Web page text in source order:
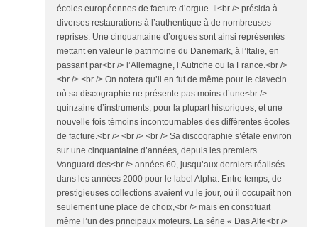
écoles européennes de facture d’orgue. Il<br /> présida à
diverses restaurations à l’authentique à de nombreuses
reprises. Une cinquantaine d’orgues sont ainsi représentés
mettant en valeur le patrimoine du Danemark, à l’Italie, en
passant par<br /> l’Allemagne, l’Autriche ou la France.<br />
<br /> <br /> On notera qu’il en fut de même pour le clavecin
où sa discographie ne présente pas moins d’une<br />
quinzaine d’instruments, pour la plupart historiques, et une
nouvelle fois témoins incontournables des différentes écoles
de facture.<br /> <br /> <br /> Sa discographie s’étale environ
sur une cinquantaine d’années, depuis les premiers
Vanguard des<br /> années 60, jusqu’aux derniers réalisés
dans les années 2000 pour le label Alpha. Entre temps, de
prestigieuses collections avaient vu le jour, où il occupait non
seulement une place de choix,<br /> mais en constituait
même l’un des principaux moteurs. La série « Das Alte<br />